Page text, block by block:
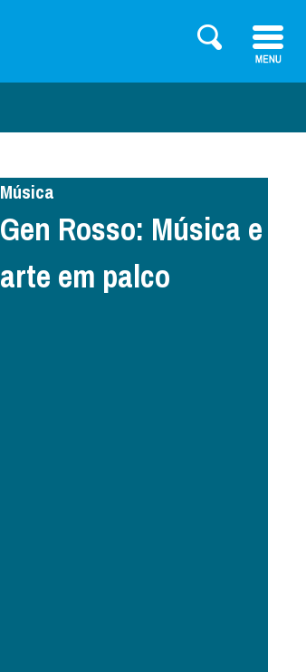
Música
Gen Rosso: Música e
arte em palco